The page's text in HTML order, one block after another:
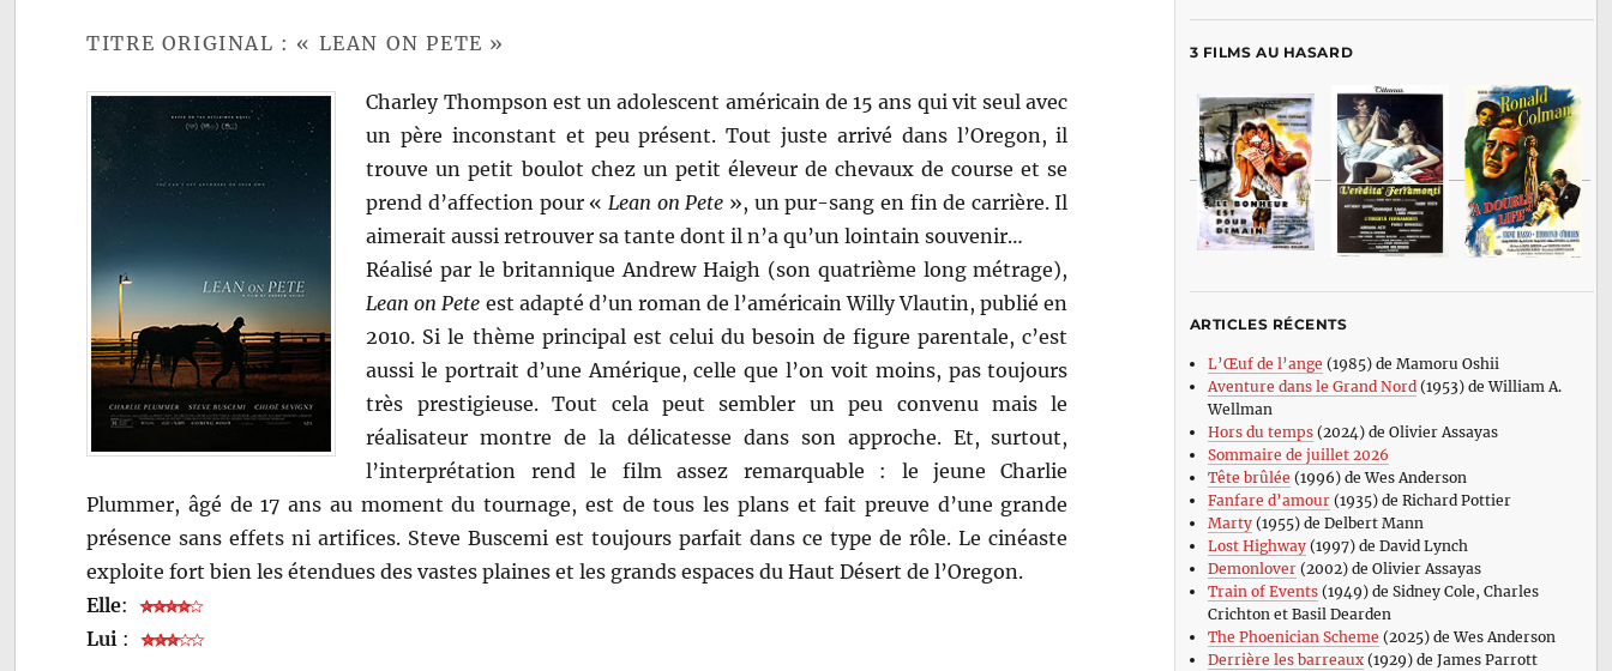
TITRE ORIGINAL : « LEAN ON PETE »
Charley Thompson est un adolescent américain de 15 ans qui vit seul avec
un père inconstant et peu présent. Tout juste arrivé dans l’Oregon, il
trouve un petit boulot chez un petit éleveur de chevaux de course et se
prend d’affection pour « Lean on Pete », un pur-sang en fin de carrière. Il
aimerait aussi retrouver sa tante dont il n’a qu’un lointain souvenir…
Réalisé par le britannique Andrew Haigh (son quatrième long métrage),
Lean on Pete est adapté d’un roman de l’américain Willy Vlautin, publié en
2010. Si le thème principal est celui du besoin de figure parentale, c’est
aussi le portrait d’une Amérique, celle que l’on voit moins, pas toujours
très prestigieuse. Tout cela peut sembler un peu convenu mais le
réalisateur montre de la délicatesse dans son approche. Et, surtout,
l’interprétation rend le film assez remarquable : le jeune Charlie
Plummer, âgé de 17 ans au moment du tournage, est de tous les plans et fait preuve d’une grande
présence sans effets ni artifices. Steve Buscemi est toujours parfait dans ce type de rôle. Le cinéaste
exploite fort bien les étendues des vastes plaines et les grands espaces du Haut Désert de l’Oregon.
Elle:
Lui :
3 FILMS AU HASARD
ARTICLES RÉCENTS
L’Œuf de l’ange (1985) de Mamoru Oshii
Aventure dans le Grand Nord(1953) de William A.
Wellman
Hors du temps(2024) de Olivier Assayas
Sommaire de juillet 2026
Tête brûlée (1996) de Wes Anderson
Fanfare d’amour(1935) de Richard Pottier
Marty(1955) de Delbert Mann
Lost Highway(1997) de David Lynch
Demonlover(2002) de Olivier Assayas
Train of Events(1949) de Sidney Cole, Charles
Crichton et Basil Dearden
The Phoenician Scheme (2025) de Wes Anderson
Derrière les barreaux(1929) de James Parrott